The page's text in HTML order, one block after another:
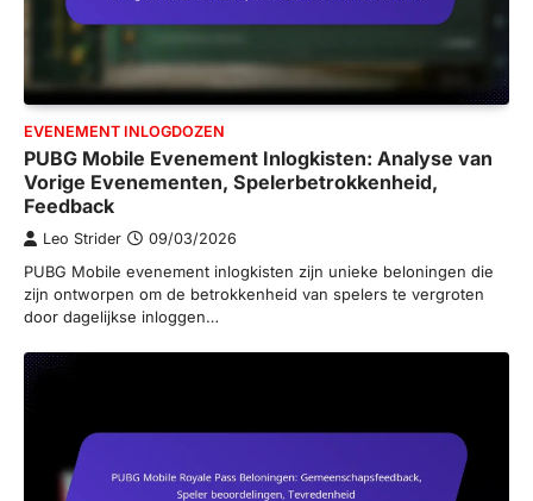
EVENEMENT INLOGDOZEN
PUBG Mobile Evenement Inlogkisten: Analyse van
Vorige Evenementen, Spelerbetrokkenheid,
Feedback
Leo Strider 09/03/2026
PUBG Mobile evenement inlogkisten zijn unieke beloningen die
zijn ontworpen om de betrokkenheid van spelers te vergroten
door dagelijkse inloggen…